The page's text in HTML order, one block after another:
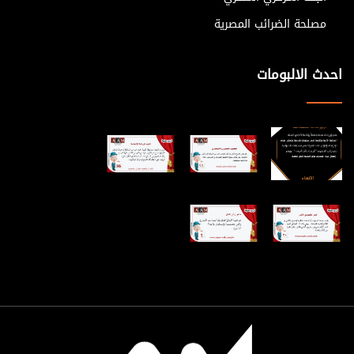
منهم وتطبيق قولة " الرجل المناسب في المكان المناسب " كما أن
الواسائل الحديثة اولاً باول وذلك للحصول على أعلى درجة من جودة
ليس بالكفاءة المطلوبة فاعطيهم او نزلهم في معاهد واعطيهم
دورات فسبحان الله راح فصل الجميع ولا حول ولا قوة إلا بالله وبعد
قفلته بفعلتك هذه فنظر غلى وقال اسكت يا وائل ...... ولا حول ولا
المناسب في المكان المناسب ، بل يصبح من الضروري توجيه
المروءسين في تنفيذهم للاعمال وهي عملية يومية تتم في اداء
مصلحة الضرائب المصرية
احدث الالبومات